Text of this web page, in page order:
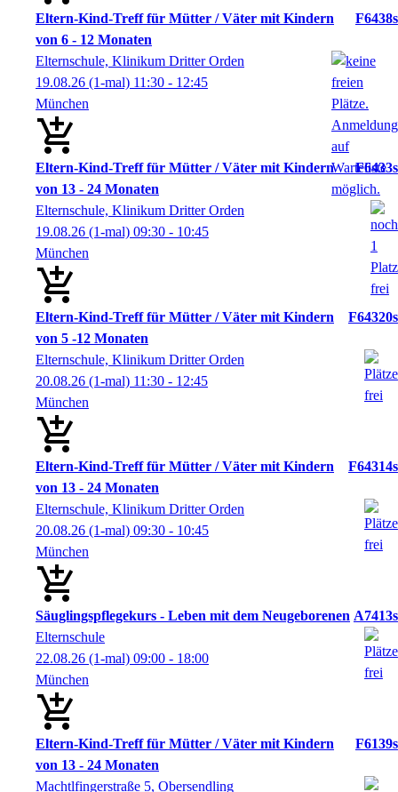
Eltern-Kind-Treff für Mütter / Väter mit Kindern
von 6 - 12 Monaten
F6438s
Elternschule, Klinikum Dritter Orden
19.08.26 (1-mal) 11:30 - 12:45
München
Eltern-Kind-Treff für Mütter / Väter mit Kindern
von 13 - 24 Monaten
F6433s
Elternschule, Klinikum Dritter Orden
19.08.26 (1-mal) 09:30 - 10:45
München
Eltern-Kind-Treff für Mütter / Väter mit Kindern
von 5 -12 Monaten
F64320s
Elternschule, Klinikum Dritter Orden
20.08.26 (1-mal) 11:30 - 12:45
München
Eltern-Kind-Treff für Mütter / Väter mit Kindern
von 13 - 24 Monaten
F64314s
Elternschule, Klinikum Dritter Orden
20.08.26 (1-mal) 09:30 - 10:45
München
Säuglingspflegekurs - Leben mit dem Neugeborenen A7413s
Elternschule
22.08.26 (1-mal) 09:00 - 18:00
München
Eltern-Kind-Treff für Mütter / Väter mit Kindern
von 13 - 24 Monaten
F6139s
Machtlfingerstraße 5, Obersendling